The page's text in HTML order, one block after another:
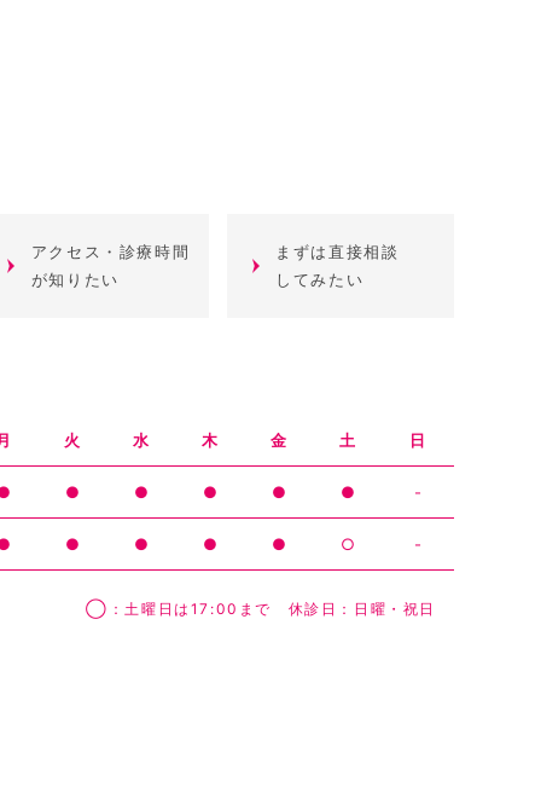
アクセス・診療時間
が知りたい
まずは直接相談
してみたい
火 水 木 金 土 日
● ● ● ● ● -
● ● ● ● ○ -
◯：土曜日は17:00まで 休診日：日曜・祝日